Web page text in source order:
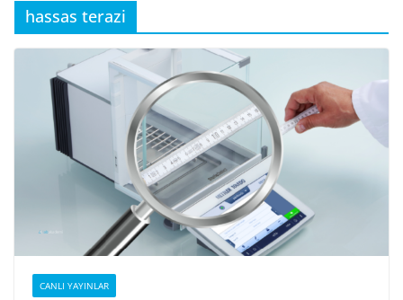
hassas terazi
CANLI YAYINLAR